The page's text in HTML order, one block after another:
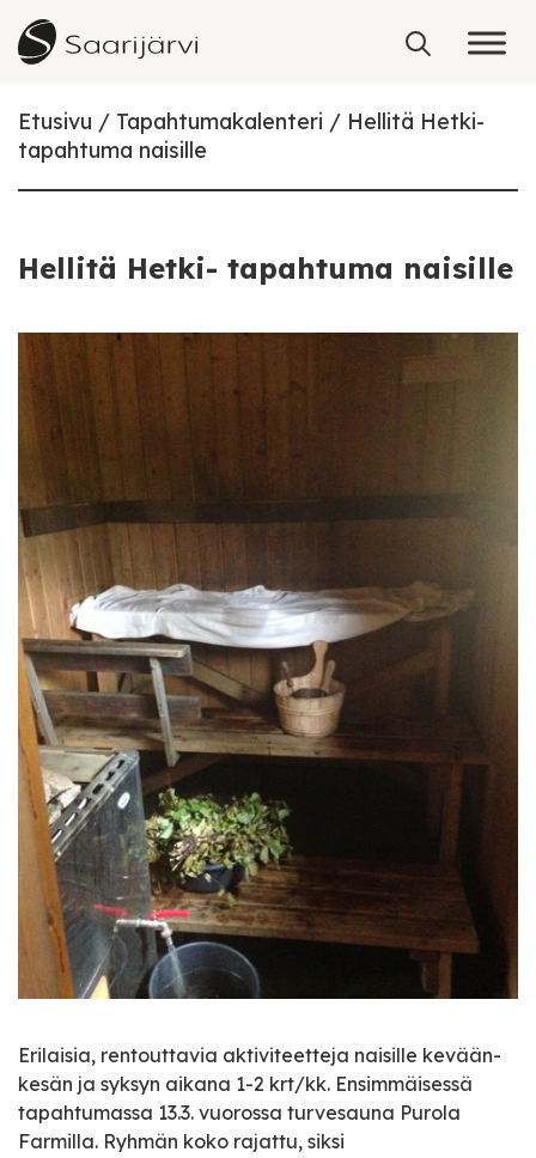
Skip to content
Etusivu Tapahtumakalenteri
Hellitä Hetki-
tapahtuma naisille
Hellitä Hetki- tapahtuma naisille
Erilaisia, rentouttavia aktiviteetteja naisille kevään-
kesän ja syksyn aikana 1-2 krt/kk. Ensimmäisessä
tapahtumassa 13.3. vuorossa turvesauna Purola
Farmilla. Ryhmän koko rajattu, siksi